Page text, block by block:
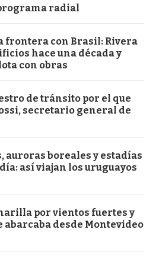
radial
frontera con Brasil: Rivera
hace una década y
con obras
de tránsito por el que
secretario general de
auroras boreales y estadías
día: así viajan los uruguayos
por vientos fuertes y
abarcaba desde Montevideo